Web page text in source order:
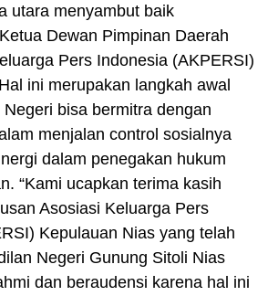
utara menyambut baik
Dewan Pimpinan Daerah
Pers Indonesia (AKPERSI)
ini merupakan langkah awal
bisa bermitra dengan
menjalan control sosialnya
dalam penegakan hukum
“Kami ucapkan terima kasih
Asosiasi Keluarga Pers
Kepulauan Nias yang telah
Negeri Gunung Sitoli Nias
dan beraudensi karena hal ini